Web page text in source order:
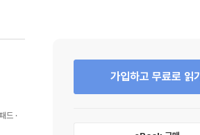
드
가입하고 무료로 읽기